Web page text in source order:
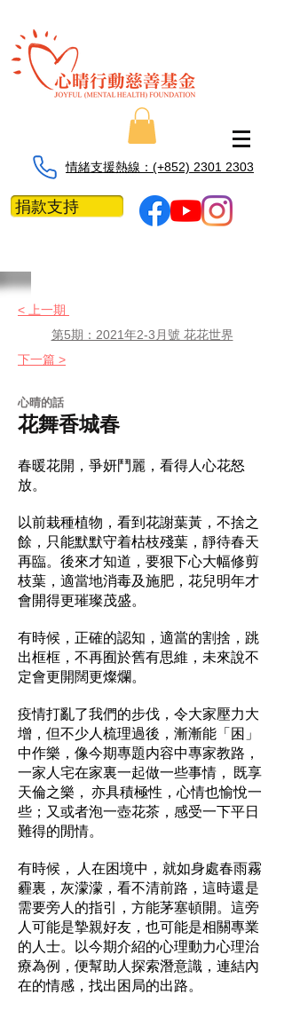
情緒支援熱線：​​(+852) 2301 2303
捐款支持
< 上一期
第5期：2021年2-3月號 花花世界
下一篇 >
​心晴的話
花舞香城春
春暖花開，爭妍鬥麗，看得人心花怒
放。
以前栽種植物，看到花謝葉黃，不捨之
餘，只能默默守着枯枝殘葉，靜待春天
再臨。後來才知道，要狠下心大幅修剪
枝葉，適當地消毒及施肥，花兒明年才
會開得更璀璨茂盛。
有時候，正確的認知，適當的割捨，跳
出框框，不再囿於舊有思維，未來說不
定會更開闊更燦爛。
疫情打亂了我們的步伐，令大家壓力大
增，但不少人梳理過後，漸漸能「困」
中作樂，像今期專題内容中專家教路，
一家人宅在家裏一起做一些事情， 既享
天倫之樂， 亦具積極性，心情也愉悅一
些；又或者泡一壺花茶，感受一下平日
難得的閒情。
有時候， 人在困境中，就如身處春雨霧
霾裏，灰濛濛，看不清前路，這時還是
需要旁人的指引，方能茅塞頓開。這旁
人可能是摯親好友，也可能是相關專業
的人士。以今期介紹的心理動力心理治
療為例，便幫助人探索潛意識，連結內
在的情感，找出困局的出路。